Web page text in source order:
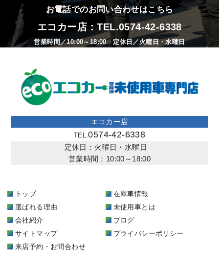
お電話でのお問い合わせはこちら
エコカー店：TEL.0574-42-6338
営業時間／10:00～18:00 定休日／火曜日・水曜日
エコカー店
TEL.0574-42-6338
定休日：火曜日・水曜日
営業時間：10:00～18:00
トップ
在庫車情報
選ばれる理由
未使用車とは
会社紹介
ブログ
サイトマップ
プライバシーポリシー
来店予約・お問合わせ